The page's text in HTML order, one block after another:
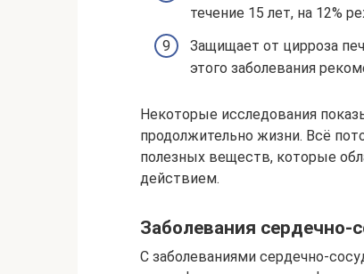
течение 15 лет, на 12%
Защищает от цирроза
этого заболевания
Некоторые исследования
продолжительно жизни. Всё
полезных веществ, которые
действием.
Заболевания сердечно-
С заболеваниями сердечно-